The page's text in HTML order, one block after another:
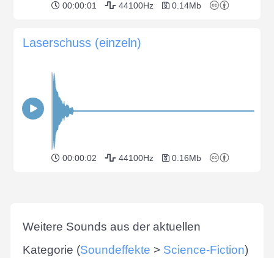
00:00:01 44100Hz 0.14Mb
Laserschuss (einzeln)
00:00:02 44100Hz 0.16Mb
Weitere Sounds aus der aktuellen
Kategorie (Soundeffekte > Science-Fiction)